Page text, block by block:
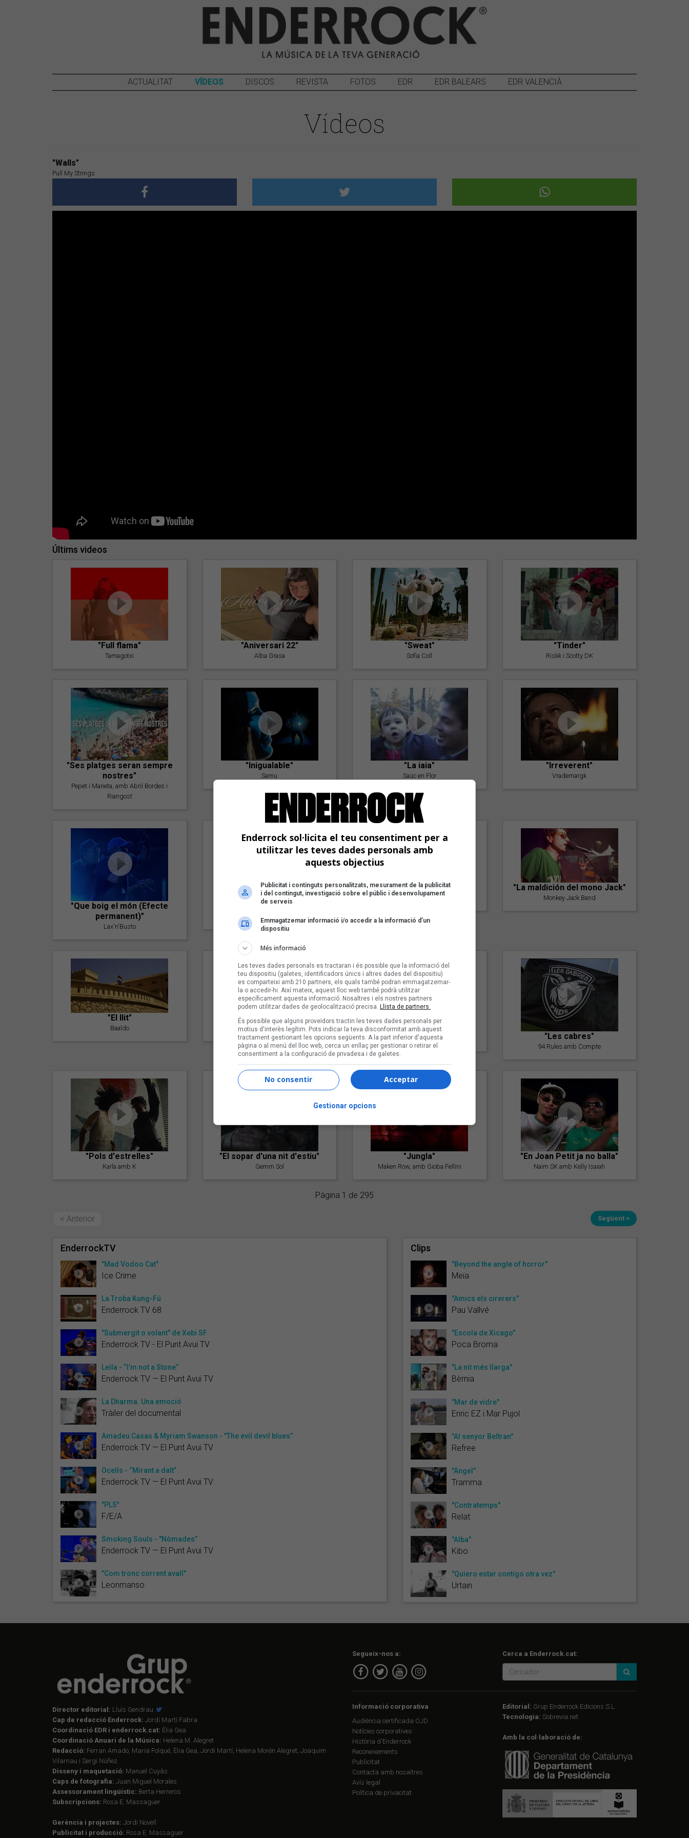
ACTUALITAT VÍDEOS DISCOS REVISTA FOTOS EDR EDR BALEARS EDR VALENCIÀ
Vídeos
"Walls"
Pull My Strings
Últims videos
"Full flama"
Tamagotxi
"Aniversari 22"
Alba Grasa
"Sweat"
Sofia Coll
"Tinder"
Riskk i Scotty DK
"Ses platges seran sempre
nostres"
Pepet i Marieta, amb Abril Bordes i
Riangost
"Inigualable"
Samu
"La iaia"
Saüc en Flor
"Irreverent"
Vrademargk
"Que boig el món (Efecte
permanent)"
Lax'n'Busto
"Amb tu"
"Postlude To A Kiss"
Goran Levi
"La maldición del mono Jack"
Monkey Jack Band
"El llit"
Baaldo
"Lo bueno y lo malo"
Carmen y María
"Posidònia"
Pep Álvarez amb Joan Muntaner
(Xanguito)
"Les cabres"
94 Rules amb Compte
"Pols d'estrelles"
Karla amb K
"El sopar d'una nit d'estiu"
Gemm Sol
"Jungla"
Maken Row, amb Gioba Fellini
"En Joan Petit ja no balla"
Naim SK amb Kelly Isaiah
Pàgina 1 de 295
< Anterior Següent >
EnderrockTV
"Mad Vodoo Cat"
Ice Crime
La Troba Kung-Fú
Enderrock TV 68
"Submergit o volant" de Xebi SF
Enderrock TV - El Punt Avui TV
Leila - “I’m not a Stone”
Enderrock TV — El Punt Avui TV
La Dharma. Una emoció
Tràiler del documental
Amadeu Casas & Myriam Swanson - "The evil devil blues”
Enderrock TV — El Punt Avui TV
Ocells - “Mirant a dalt”
Enderrock TV — El Punt Avui TV
"PL5"
F/E/A
Smoking Souls - "Nòmades”
Enderrock TV — El Punt Avui TV
"Com tronc corrent avall"
Leonmanso
Clips
"Beyond the angle of horror"
Meïa
"Amics els cirerers"
Pau Vallvé
"Escola de Xicago"
Poca Broma
"La nit més llarga"
Bèrnia
"Mar de vidre"
Enric EZ i Mar Pujol
"Al senyor Beltran"
Refree
"Àngel"
Tramma
"Contratemps"
Relat
"Alba"
Kibo
"Quiero estar contigo otra vez"
Urtain
Director editorial: Lluís Gendrau
Cap de redacció Enderrock: Jordi Martí Fabra
Coordinació EDR i enderrock.cat: Èlia Gea
Coordinació Anuari de la Música: Helena M. Alegret
Redacció: Ferran Amado, Maria Folqué, Èlia Gea, Jordi Martí, Helena Morén Alegret, Joaquim
Vilarnau i Sergi Núñez
Disseny i maquetació: Manuel Cuyàs
Caps de fotografia: Juan Miguel Morales
Assessorament lingüístic: Berta Herreros
Subscripcions: Rosa E. Massaguer
Gerència i projectes: Jordi Novell
Publicitat i producció: Rosa E. Massaguer
Segueix-nos a: Cerca a Enderrock.cat:
Informació corporativa
Audiència certificada OJD
Notícies corporatives
Història d'Enderrock
Reconeixements
Publicitat
Contacta amb nosaltres
Avís legal
Política de privacitat
Editorial: Grup Enderrock Edicions S.L.
Tecnologia: Sobrevia.net
Amb la col·laboració de:
Enderrock sol·licita el teu consentiment per a
utilitzar les teves dades personals amb
aquests objectius
Publicitat i continguts personalitzats, mesurament de la publicitat
i del contingut, investigació sobre el públic i desenvolupament
de serveis
Emmagatzemar informació i/o accedir a la informació d’un
dispositiu
Més informació
Les teves dades personals es tractaran i és possible que la informació del
teu dispositiu (galetes, identificadors únics i altres dades del dispositiu)
es comparteixi amb 210 partners, els quals també podran emmagatzemar-
la o accedir-hi. Així mateix, aquest lloc web també podrà utilitzar
específicament aquesta informació. Nosaltres i els nostres partners
podem utilitzar dades de geolocalització precisa. Llista de partners.
És possible que alguns proveïdors tractin les teves dades personals per
motius d'interès legítim. Pots indicar la teva disconformitat amb aquest
tractament gestionant les opcions següents. A la part inferior d'aquesta
pàgina o al menú del lloc web, cerca un enllaç per gestionar o retirar el
consentiment a la configuració de privadesa i de galetes.
Acceptar
No consentir
Gestionar opcions